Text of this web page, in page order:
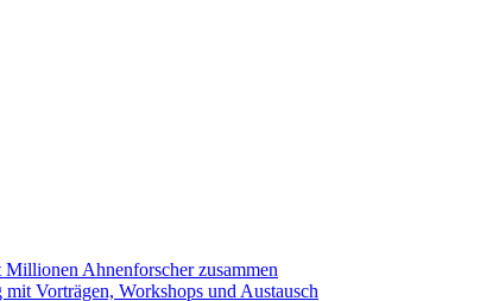
Ahnenforscher zusammen
Vorträgen, Workshops und Austausch